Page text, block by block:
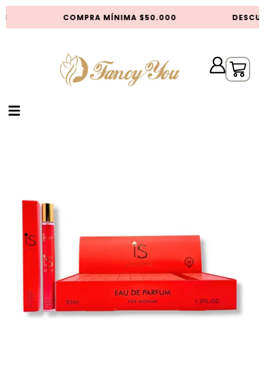
COMPRA MÍNIMA $50.000